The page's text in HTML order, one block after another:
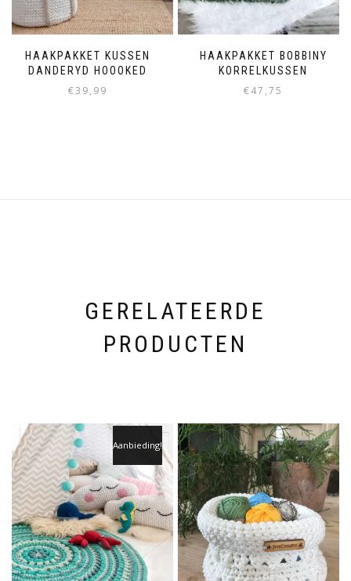
HAAKPAKKET KUSSEN
DANDERYD HOOOKED
€39,99
HAAKPAKKET BOBBINY
KORRELKUSSEN
€47,75
GERELATEERDE
PRODUCTEN
Aanbieding!